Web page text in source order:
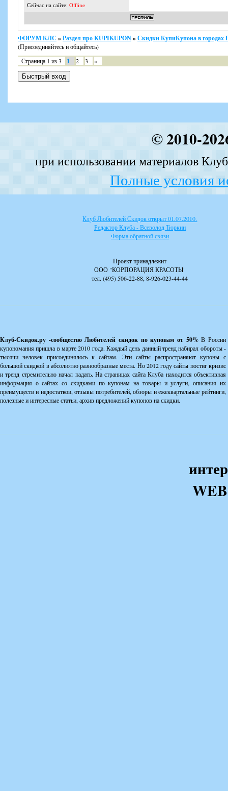
Сейчас на сайте: Offline
ФОРУМ КЛС »Раздел про KUPIKUPON»Скидки КупиКупона в городах
(Присоединяйтесь и общайтесь)
Страница 1 из3 1 2 3 »
© 2010-
при использовании материалов
Полные условия
Клуб Любителей Скидок открыт 01.07.2010.
Редактор Клуба - Всеволод Тюркин
Форма обратной связи
Проект принадлежит
ООО "КОРПОРАЦИЯ КРАСОТЫ"
тел. (495) 506-22-88, 8-926-023-44-44
Клуб-Скидок.ру -сообщество Любителей скидок по купонам от 50%В России
купономания пришла в марте 2010 года. Каждый день данный тренд набирал обороты -
тысячи человек присоединялось к сайтам. Эти сайты распространяют купоны с
большой скидкой в абсолютно разнообразные места. Но 2012 году сайты постиг кризис
и тренд стремительно начал падать. На страницах сайта Клуба находится объективная
информация о сайтах со скидками по купонам на товары и услуги, описания их
преимуществ и недостатков, отзывы потребителей, обзоры и ежеквартальные рейтинги,
полезные и интересные статьи, архив предложений купонов на скидки.